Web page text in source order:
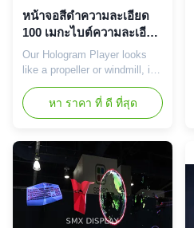
หน้าจอสีดำความละเอียด
100 เมกะไบต์ความละเอียด
สูงด้วย PC + วัสดุอลูมิเนียม
Our Hologram Player looks
like a propeller or windmill, is
designed to mount to walls,
be quiet while running. The
"screen-less" Hologram
and operate, cost-effective.
The magic happens once the
switch is flipped on, 3D
visuals appear to float in the
air, enthrall as ...
หา ราคา ที่ ดี ที่สุด